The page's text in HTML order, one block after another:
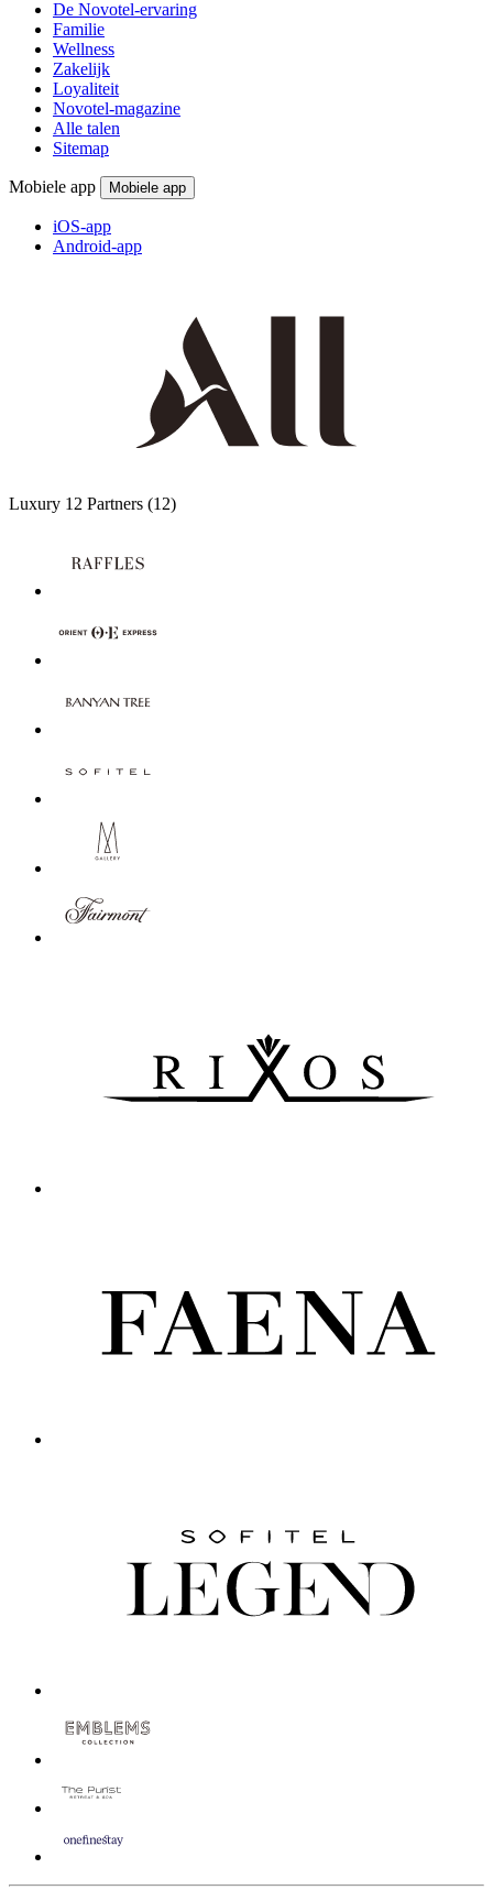
De Novotel-ervaring
Familie
Wellness
Zakelijk
Loyaliteit
Novotel-magazine
Alle talen
Sitemap
Mobiele app Mobiele app
iOS-app
Android-app
Luxury 12 Partners (12)